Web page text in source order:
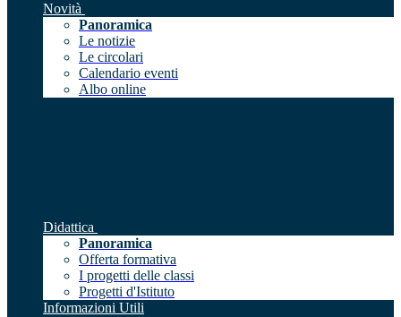
Novità
Panoramica
Le notizie
Le circolari
Calendario eventi
Albo online
Didattica
Panoramica
Offerta formativa
I progetti delle classi
Progetti d'Istituto
Informazioni Utili